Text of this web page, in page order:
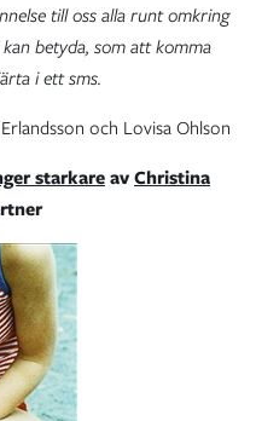
till oss alla runt omkring
betyda, som att komma
i ett sms.
och Lovisa Ohlson
starkareavChristina